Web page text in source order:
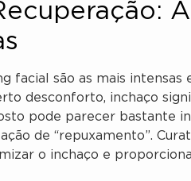
facial são as mais intensas
desconforto, inchaço
pode parecer bastante
de “repuxamento”.
o inchaço e